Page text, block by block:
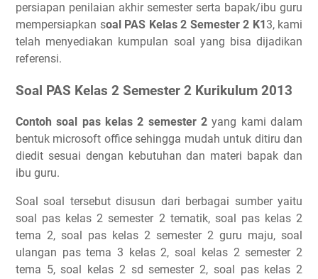
persiapan penilaian akhir semester serta bapak/ibu guru
mempersiapkan soal PAS Kelas 2 Semester 2 K13, kami
telah menyediakan kumpulan soal yang bisa dijadikan
referensi.
Soal PAS Kelas 2 Semester 2 Kurikulum 2013
Contoh soal pas kelas 2 semester 2yang kami dalam
bentuk microsoft office sehingga mudah untuk ditiru dan
diedit sesuai dengan kebutuhan dan materi bapak dan
ibu guru.
Soal soal tersebut disusun dari berbagai sumber yaitu
soal pas kelas 2 semester 2 tematik, soal pas kelas 2
tema 2, soal pas kelas 2 semester 2 guru maju, soal
ulangan pas tema 3 kelas 2, soal kelas 2 semester 2
tema 5, soal kelas 2 sd semester 2, soal pas kelas 2